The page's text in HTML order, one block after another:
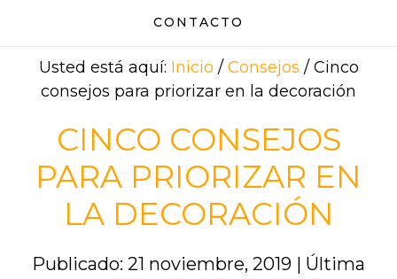
CONTACTO
Usted está aquí: Inicio / Consejos /Cinco
consejos para priorizar en la decoración
CINCO CONSEJOS
PARA PRIORIZAR EN
LA DECORACIÓN
Publicado: 21 noviembre, 2019 | Última